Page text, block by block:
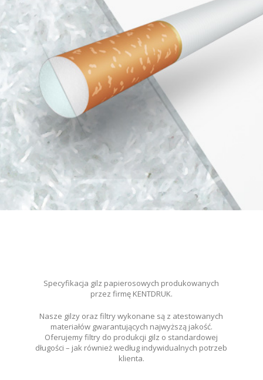
Specyfikacja gilz papierosowych produkowanych
przez firmę KENTDRUK.
Nasze gilzy oraz filtry wykonane są z atestowanych
materiałów gwarantujących najwyższą jakość.
Oferujemy filtry do produkcji gilz o standardowej
długości – jak również według indywidualnych potrzeb
klienta.